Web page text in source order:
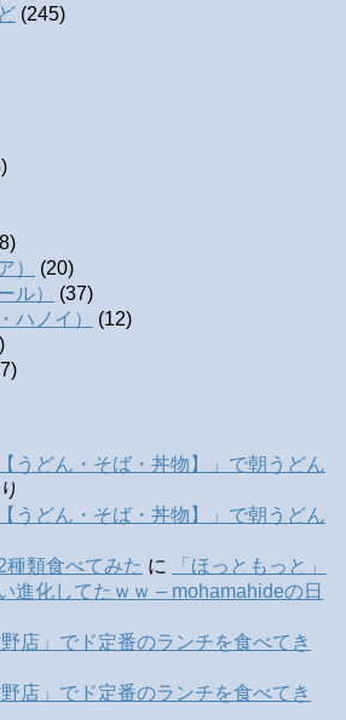
(245)
）
(20)
ル）
(37)
ハノイ）
(12)
うどん・そば・丼物】」で朝うどん
うどん・そば・丼物】」で朝うどん
類食べてみた に
「ほっともっと」
進化してたｗｗ – mohamahideの日
店」でド定番のランチを食べてき
店」でド定番のランチを食べてき